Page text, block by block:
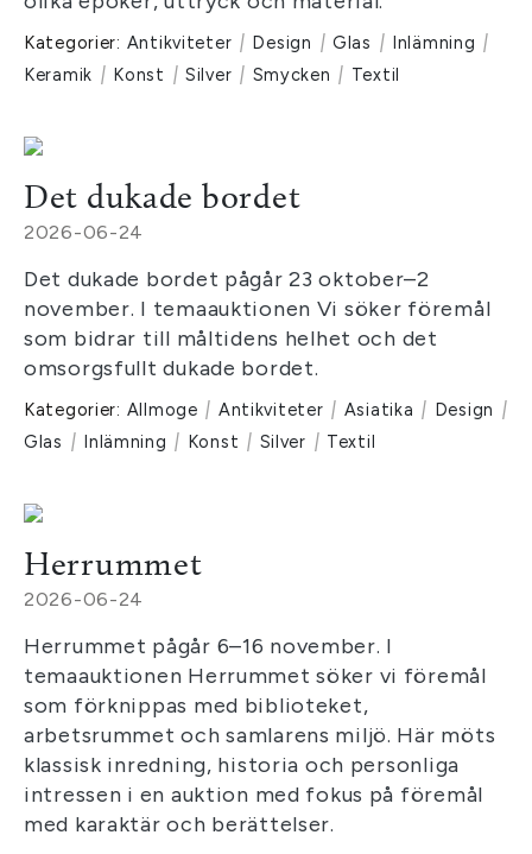
Kategorier: Antikviteter | Design | Glas | Inlämning |
Keramik | Konst | Silver | Smycken | Textil
Det dukade bordet
2026-06-24
Det dukade bordet pågår 23 oktober–2
november. I temaauktionen Vi söker föremål
som bidrar till måltidens helhet och det
omsorgsfullt dukade bordet.
Kategorier: Allmoge | Antikviteter | Asiatika | Design |
Glas | Inlämning | Konst | Silver | Textil
Herrummet
2026-06-24
Herrummet pågår 6–16 november. I
temaauktionen Herrummet söker vi föremål
som förknippas med biblioteket,
arbetsrummet och samlarens miljö. Här möts
klassisk inredning, historia och personliga
intressen i en auktion med fokus på föremål
med karaktär och berättelser.